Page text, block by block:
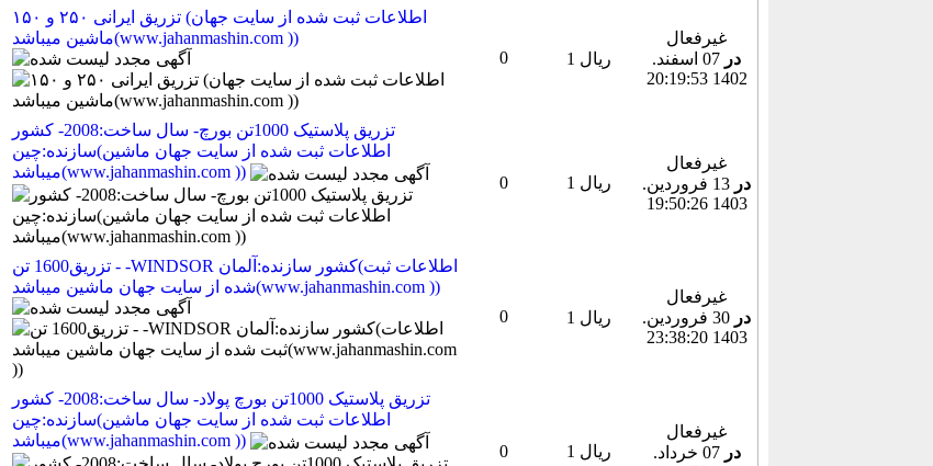
تزریق ایرانی ۲۵۰ و ۱۵۰ (اطلاعات ثبت شده از سایت جهان
ماشین میباشد(www.jahanmashin.com ))
0
1 ریال
غیرفعال
در
07 اسفند.
1402 20:19:53
تزریق پلاستیک 1000تن بورچ- سال ساخت:2008- کشور
سازنده:چین(اطلاعات ثبت شده از سایت جهان ماشین
میباشد(www.jahanmashin.com ))
0 1 ریال
غیرفعال
در
13 فروردين.
1403 19:50:26
تزریق1600 تن - -WINDSOR کشور سازنده:آلمان(اطلاعات ثبت
شده از سایت جهان ماشین میباشد(www.jahanmashin.com ))
0
1 ریال
غیرفعال
در
30 فروردين.
1403 23:38:20
تزریق پلاستیک 1000تن بورچ پولاد- سال ساخت:2008- کشور
سازنده:چین(اطلاعات ثبت شده از سایت جهان ماشین
میباشد(www.jahanmashin.com ))
0 1 ریال
غیرفعال
در
07 خرداد.